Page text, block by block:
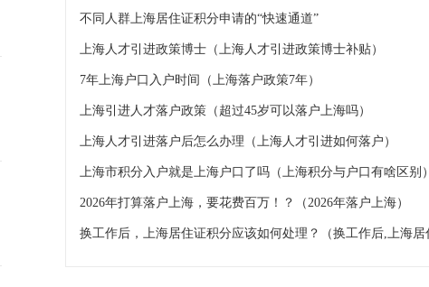
不同人群上海居住证积分申请的“快速通道”
上海人才引进政策博士（上海人才引进政策博士补贴）
7年上海户口入户时间（上海落户政策7年）
上海引进人才落户政策（超过45岁可以落户上海吗）
上海人才引进落户后怎么办理（上海人才引进如何落户）
上海市积分入户就是上海户口了吗（上海积分与户口有啥区别）
2026年打算落户上海，要花费百万！？（2026年落户上海）